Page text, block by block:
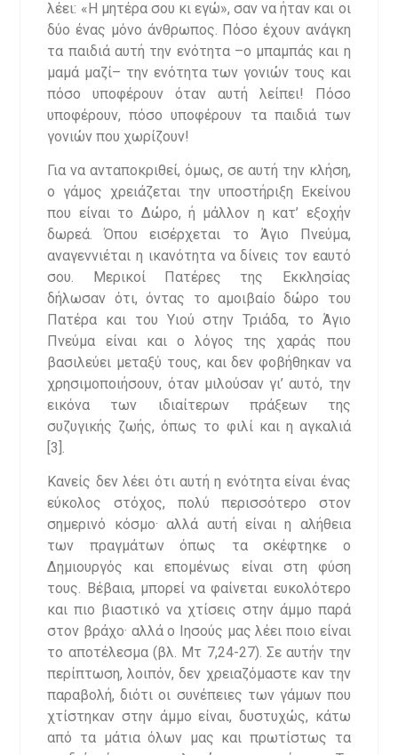
λέει: «Η μητέρα σου κι εγώ», σαν να ήταν και οι
δύο ένας μόνο άνθρωπος. Πόσο έχουν ανάγκη
τα παιδιά αυτή την ενότητα –ο μπαμπάς και η
μαμά μαζί– την ενότητα των γονιών τους και
πόσο υποφέρουν όταν αυτή λείπει! Πόσο
υποφέρουν, πόσο υποφέρουν τα παιδιά των
γονιών που χωρίζουν!
Για να ανταποκριθεί, όμως, σε αυτή την κλήση,
ο γάμος χρειάζεται την υποστήριξη Εκείνου
που είναι το Δώρο, ή μάλλον η κατ’ εξοχήν
δωρεά. Όπου εισέρχεται το Άγιο Πνεύμα,
αναγεννιέται η ικανότητα να δίνεις τον εαυτό
σου. Μερικοί Πατέρες της Εκκλησίας
δήλωσαν ότι, όντας το αμοιβαίο δώρο του
Πατέρα και του Υιού στην Τριάδα, το Άγιο
Πνεύμα είναι και ο λόγος της χαράς που
βασιλεύει μεταξύ τους, και δεν φοβήθηκαν να
χρησιμοποιήσουν, όταν μιλούσαν γι’ αυτό, την
εικόνα των ιδιαίτερων πράξεων της
συζυγικής ζωής, όπως το φιλί και η αγκαλιά
[3].
Κανείς δεν λέει ότι αυτή η ενότητα είναι ένας
εύκολος στόχος, πολύ περισσότερο στον
σημερινό κόσμο· αλλά αυτή είναι η αλήθεια
των πραγμάτων όπως τα σκέφτηκε ο
Δημιουργός και επομένως είναι στη φύση
τους. Βέβαια, μπορεί να φαίνεται ευκολότερο
και πιο βιαστικό να χτίσεις στην άμμο παρά
στον βράχο· αλλά ο Ιησούς μας λέει ποιο είναι
το αποτέλεσμα (βλ. Μτ 7,24-27). Σε αυτήν την
περίπτωση, λοιπόν, δεν χρειαζόμαστε καν την
παραβολή, διότι οι συνέπειες των γάμων που
χτίστηκαν στην άμμο είναι, δυστυχώς, κάτω
από τα μάτια όλων μας και πρωτίστως τα